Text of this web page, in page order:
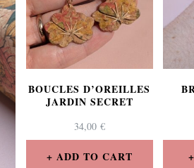
BOUCLES D’OREILLES
JARDIN SECRET
34,00 €
ADD TO CART